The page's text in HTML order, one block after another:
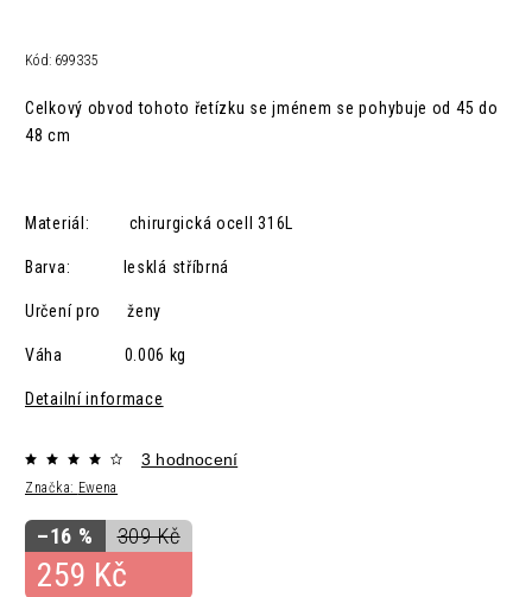
Kód: 699335
Celkový obvod tohoto řetízku se jménem se pohybuje od 45 do
48 cm
Materiál: chirurgická ocelI 316L
Barva: lesklá stříbrná
Určení pro ženy
Váha 0.006 kg
Detailní informace
Značka: Ewena
3 hodnocení
309 Kč
–16 %
259 Kč